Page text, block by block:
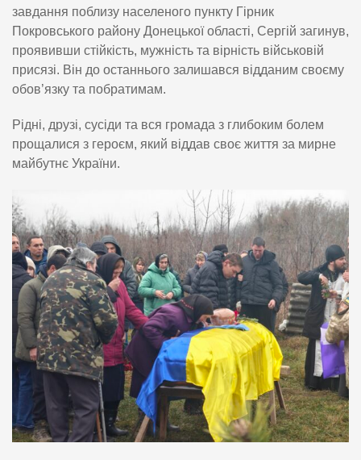
завдання поблизу населеного пункту Гірник
Покровського району Донецької області, Сергій загинув,
проявивши стійкість, мужність та вірність військовій
присязі. Він до останнього залишався відданим своєму
обов’язку та побратимам.
Рідні, друзі, сусіди та вся громада з глибоким болем
прощалися з героєм, який віддав своє життя за мирне
майбутнє України.